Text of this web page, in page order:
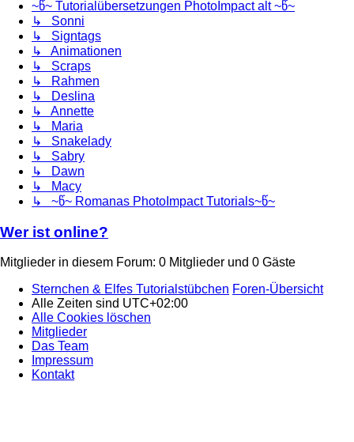
~წ~ Tutorialübersetzungen PhotoImpact alt ~წ~
↳ Sonni
↳ Signtags
↳ Animationen
↳ Scraps
↳ Rahmen
↳ Deslina
↳ Annette
↳ Maria
↳ Snakelady
↳ Sabry
↳ Dawn
↳ Macy
↳ ~წ~ Romanas PhotoImpact Tutorials~წ~
Wer ist online?
Mitglieder in diesem Forum: 0 Mitglieder und 0 Gäste
Sternchen & Elfes Tutorialstübchen Foren-Übersicht
Alle Zeiten sind UTC+02:00
Alle Cookies löschen
Mitglieder
Das Team
Impressum
Kontakt